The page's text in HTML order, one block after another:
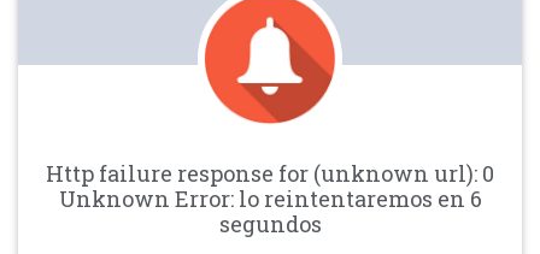
Http failure response for (unknown url): 0
Unknown Error: lo reintentaremos en 6
segundos